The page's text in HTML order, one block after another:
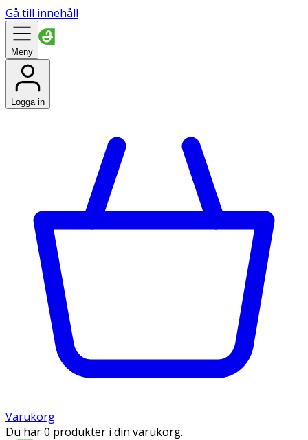
Gå till innehåll
Meny
Logga in
Varukorg
Du har 0 produkter i din varukorg.